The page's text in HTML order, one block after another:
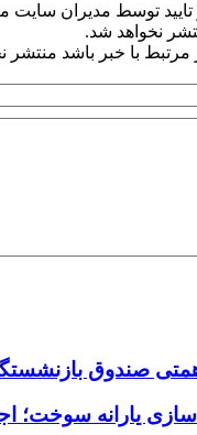
توسط مدیران سایت
نخواهد شد.
مرتبط با خبر باشد منتشر
یارانه سوخت؛